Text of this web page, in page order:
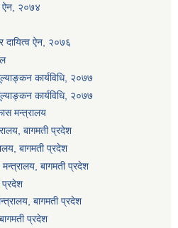
ऐन, २०७४
दायित्व ऐन, २०७६
कार्यविधि, २०७७
कार्यविधि, २०७७
मन्त्रालय
बागमती प्रदेश
बागमती प्रदेश
बागमती प्रदेश
प्रदेश
बागमती प्रदेश
प्रदेश